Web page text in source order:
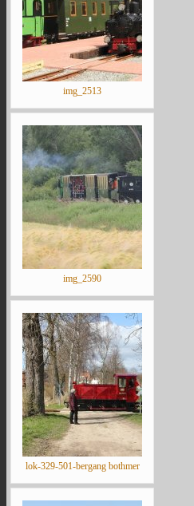
img_2513
img_2590
lok-329-501-bergang bothmer